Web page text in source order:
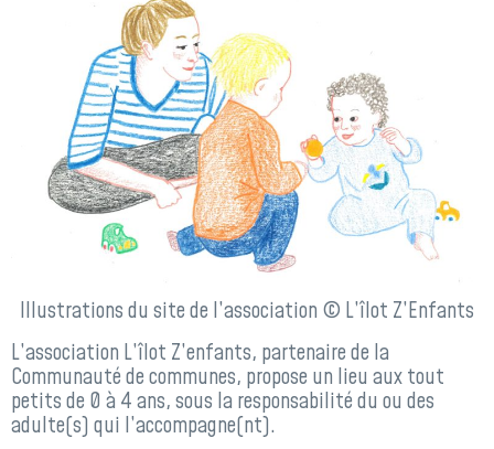
Illustrations du site de l’association © L’îlot Z’Enfants
L’association L’îlot Z’enfants, partenaire de la
Communauté de communes, propose un lieu aux tout
petits de 0 à 4 ans, sous la responsabilité du ou des
adulte(s) qui l’accompagne(nt).